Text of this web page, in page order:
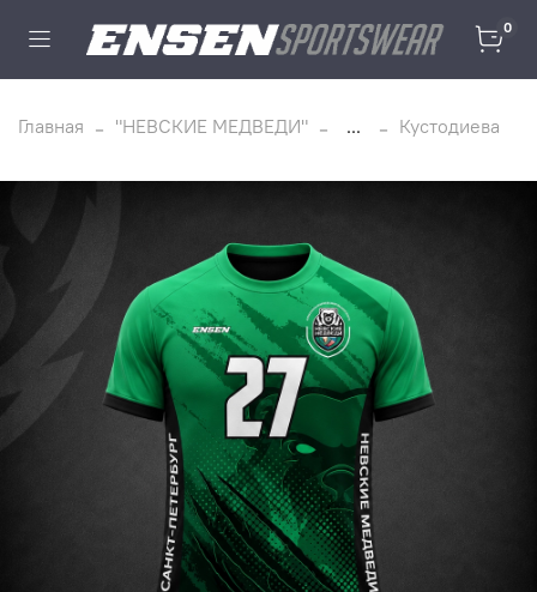
0
Главная "НЕВСКИЕ МЕДВЕДИ" ... Кустодиева